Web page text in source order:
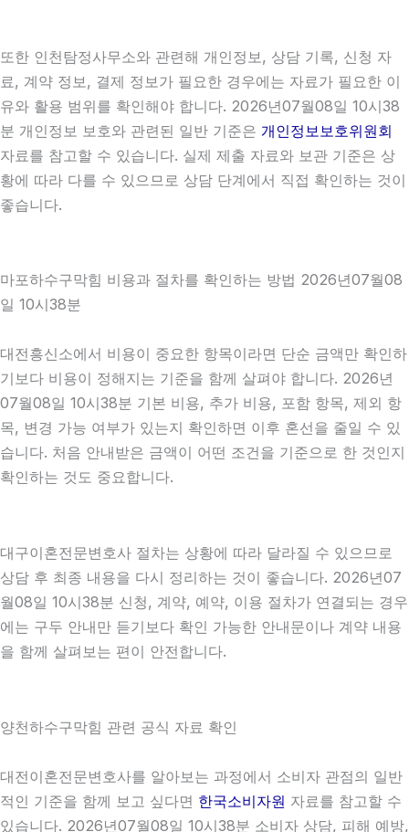
또한 인천탐정사무소와 관련해 개인정보, 상담 기록, 신청 자
료, 계약 정보, 결제 정보가 필요한 경우에는 자료가 필요한 이
유와 활용 범위를 확인해야 합니다. 2026년07월08일 10시38
분 개인정보 보호와 관련된 일반 기준은 개인정보보호위원회
자료를 참고할 수 있습니다. 실제 제출 자료와 보관 기준은 상
황에 따라 다를 수 있으므로 상담 단계에서 직접 확인하는 것이
좋습니다.
마포하수구막힘 비용과 절차를 확인하는 방법 2026년07월08
일 10시38분
대전흥신소에서 비용이 중요한 항목이라면 단순 금액만 확인하
기보다 비용이 정해지는 기준을 함께 살펴야 합니다. 2026년
07월08일 10시38분 기본 비용, 추가 비용, 포함 항목, 제외 항
목, 변경 가능 여부가 있는지 확인하면 이후 혼선을 줄일 수 있
습니다. 처음 안내받은 금액이 어떤 조건을 기준으로 한 것인지
확인하는 것도 중요합니다.
대구이혼전문변호사 절차는 상황에 따라 달라질 수 있으므로
상담 후 최종 내용을 다시 정리하는 것이 좋습니다. 2026년07
월08일 10시38분 신청, 계약, 예약, 이용 절차가 연결되는 경우
에는 구두 안내만 듣기보다 확인 가능한 안내문이나 계약 내용
을 함께 살펴보는 편이 안전합니다.
양천하수구막힘 관련 공식 자료 확인
대전이혼전문변호사를 알아보는 과정에서 소비자 관점의 일반
적인 기준을 함께 보고 싶다면 한국소비자원 자료를 참고할 수
있습니다. 2026년07월08일 10시38분 소비자 상담, 피해 예방,